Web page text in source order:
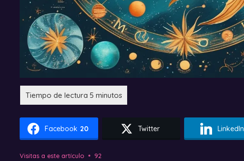
Facebook 20 Twitter LinkedIn
Visitas a este artículo 92